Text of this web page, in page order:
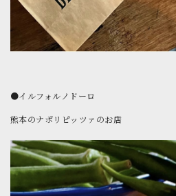
●イルフォルノドーロ
熊本のナポリピッツァのお店